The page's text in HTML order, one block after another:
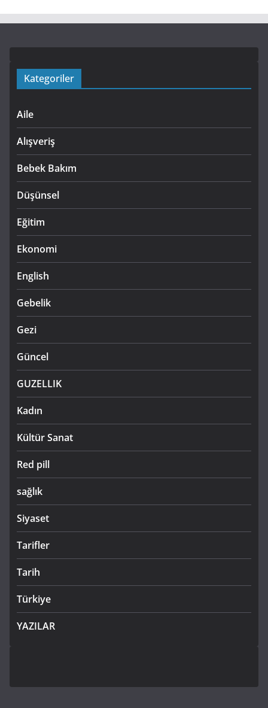
Kategoriler
Aile
Alışveriş
Bebek Bakım
Düşünsel
Eğitim
Ekonomi
English
Gebelik
Gezi
Güncel
GUZELLIK
Kadın
Kültür Sanat
Red pill
sağlık
Siyaset
Tarifler
Tarih
Türkiye
YAZILAR